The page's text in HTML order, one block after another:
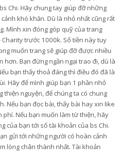
Chi. Hãy chung tay giúp đỡ những
khó khăn. Dù là nhỏ nhất cũng rất
Mình xin đóng góp quỹ của trang
Charity trước 1000k. Số tiền này tuy
muốn trang sẽ giúp đỡ được nhiều
hơn. Bạn đừng ngần ngại trao đi, dù là
bạn thấy thoả đáng thì điều đó đã là
Hãy để mình giúp bạn 1 phần nhỏ
thiện nguyện, để chúng ta có chung
Nếu bạn đọc bài, thấy bài hay xin like
phí. Nếu bạn muốn làm từ thiện, hãy
của bạn tới số tài khoản của bs Chi.
gửi tới những người có hoàn cảnh
lòng chân thành nhất. Tài khoản